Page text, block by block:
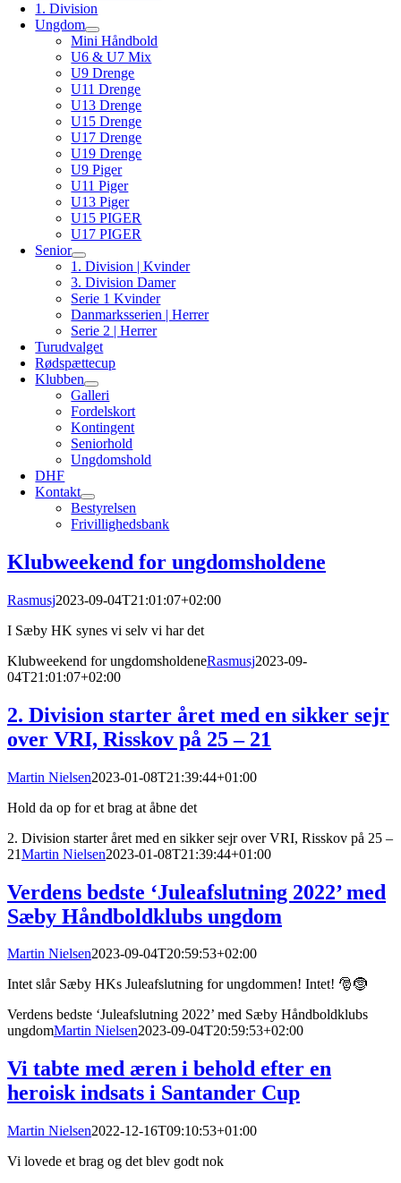
1. Division
Ungdom
Mini Håndbold
U6 & U7 Mix
U9 Drenge
U11 Drenge
U13 Drenge
U15 Drenge
U17 Drenge
U19 Drenge
U9 Piger
U11 Piger
U13 Piger
U15 PIGER
U17 PIGER
Senior
1. Division | Kvinder
3. Division Damer
Serie 1 Kvinder
Danmarksserien | Herrer
Serie 2 | Herrer
Turudvalget
Rødspættecup
Klubben
Galleri
Fordelskort
Kontingent
Seniorhold
Ungdomshold
DHF
Kontakt
Bestyrelsen
Frivillighedsbank
Klubweekend for ungdomsholdene
Rasmusj2023-09-04T21:01:07+02:00
I Sæby HK synes vi selv vi har det
Klubweekend for ungdomsholdeneRasmusj2023-09-
04T21:01:07+02:00
2. Division starter året med en sikker sejr
over VRI, Risskov på 25 – 21
Martin Nielsen2023-01-08T21:39:44+01:00
Hold da op for et brag at åbne det
2. Division starter året med en sikker sejr over VRI, Risskov på 25 –
21Martin Nielsen2023-01-08T21:39:44+01:00
Verdens bedste ‘Juleafslutning 2022’ med
Sæby Håndboldklubs ungdom
Martin Nielsen2023-09-04T20:59:53+02:00
Intet slår Sæby HKs Juleafslutning for ungdommen! Intet! 🎅🤶
Verdens bedste ‘Juleafslutning 2022’ med Sæby Håndboldklubs
ungdomMartin Nielsen2023-09-04T20:59:53+02:00
Vi tabte med æren i behold efter en
heroisk indsats i Santander Cup
Martin Nielsen2022-12-16T09:10:53+01:00
Vi lovede et brag og det blev godt nok